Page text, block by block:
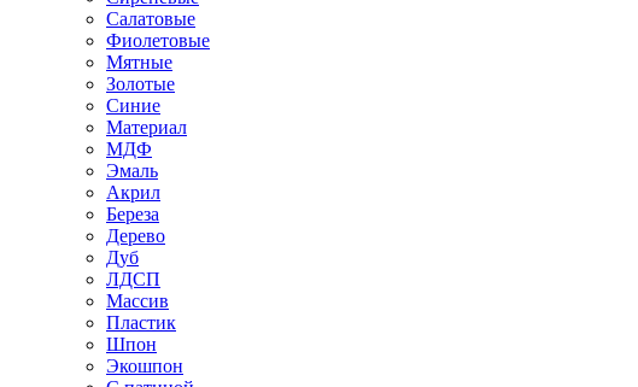
Салатовые
Фиолетовые
Мятные
Золотые
Синие
Материал
МДФ
Эмаль
Акрил
Береза
Дерево
Дуб
ЛДСП
Массив
Пластик
Шпон
Экошпон